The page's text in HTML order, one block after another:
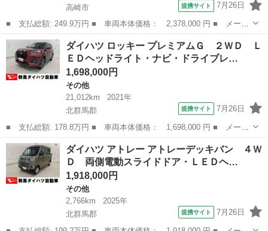
高崎市
提携サイト 7月26日
■ 支払総額: 249.9万円 ■ 車両本体価格： 2,378,000 円 ■ メーカ
ー名： ダイハツ ■ 車種名： ロッキー ■ グレード名： プレミ
アムＧ ＨＥＶ 登録済み未使用車／専用内装／衝突被害軽減ブレー
キ／ＬＥ...
群馬 高崎市 その他
ダイハツ ロッキー プレミアムＧ ２ＷＤ Ｌ
ＥＤヘッドライト・ナビ・ドライブレ…
1,698,000円
その他
21,012km
2021年
北群馬郡
提携サイト 7月26日
■ 支払総額: 178.8万円 ■ 車両本体価格： 1,698,000 円 ■ メーカ
ー名： ダイハツ ■ 車種名： ロッキー ■ グレード名： プレミ
アムＧ ２ＷＤ ＬＥＤヘッドライト・ナビ・ドライブレコーダー・
ＥＴＣ・...
群馬 北群馬郡
ダイハツ アトレー アトレーデッキバン ４Ｗ
Ｄ 両側電動スライドドア・ＬＥＤヘ…
1,918,000円
その他
2,766km
2025年
北群馬郡
提携サイト 7月26日